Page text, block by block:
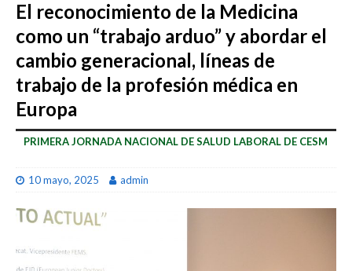
El reconocimiento de la Medicina
como un “trabajo arduo” y abordar el
cambio generacional, líneas de
trabajo de la profesión médica en
Europa
PRIMERA JORNADA NACIONAL DE SALUD LABORAL DE CESM
10 mayo, 2025 admin